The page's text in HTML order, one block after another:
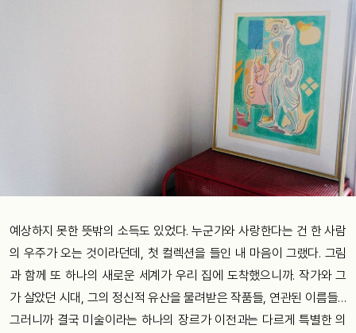
예상하지 못한 뜻밖의 소득도 있었다. 누군가와 사랑한다는 건 한 사람
의 우주가 오는 것이라던데, 첫 컬렉션을 들인 내 마음이 그랬다. 그림
과 함께 또 하나의 새로운 세계가 우리 집에 도착했으니까. 작가와 그
가 살았던 시대, 그의 정신적 유산을 물려받은 작품들, 연관된 이름들…
그러니까 결국 미술이라는 하나의 장르가 이전과는 다르게 특별한 의